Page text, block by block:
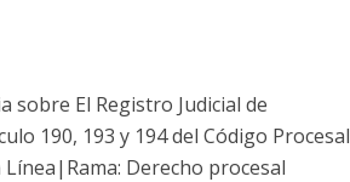
El Registro Judicial de
190, 193 y 194 del Código Procesal
Derecho procesal